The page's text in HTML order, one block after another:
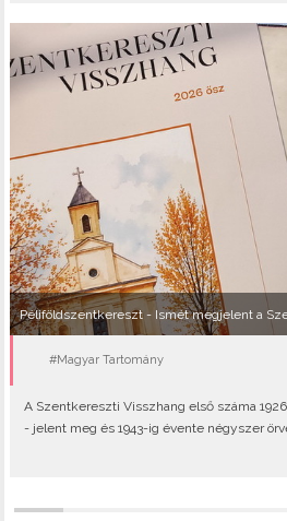
Péliföldszentkereszt - Ismét megjelent a
#Magyar Tartomány
A Szentkereszti Visszhang első száma
- jelent meg és 1943-ig évente négyszer